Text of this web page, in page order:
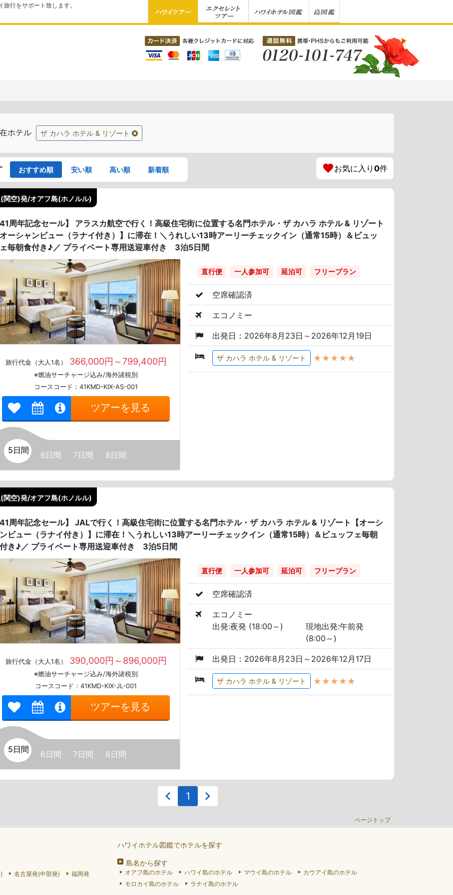
行をサポート致します。
ホテル ザ カハラ ホテル & リゾート
おすすめ順 安い順 高い順 新着順 お気に入り 0件
関空)発/オアフ島(ホノルル)
41周年記念セール】 アラスカ航空で行く！高級住宅街に位置する名門ホテル・ザ カハラ ホテル & リゾート
オーシャンビュー（ラナイ付き）】に滞在！＼うれしい13時アーリーチェックイン（通常15時）＆ビュッ
毎朝食付き♪／ プライベート専用送迎車付き 3泊5日間
旅行代金（大人1名） 366,000円～799,400円
※燃油サーチャージ込み/海外諸税別
コースコード：41KMD-KIX-AS-001
ツアーを見る
5日間 6日間 7日間 8日間
直行便 一人参加可 延泊可 フリープラン
空席確認済
エコノミー
出発日：2026年8月23日～2026年12月19日
ザ カハラ ホテル & リゾート ★★★★★
関空)発/オアフ島(ホノルル)
41周年記念セール】 JALで行く！高級住宅街に位置する名門ホテル・ザ カハラ ホテル & リゾート【オーシ
ビュー（ラナイ付き）】に滞在！＼うれしい13時アーリーチェックイン（通常15時）＆ビュッフェ毎朝
き♪／ プライベート専用送迎車付き 3泊5日間
旅行代金（大人1名） 390,000円～896,000円
※燃油サーチャージ込み/海外諸税別
コースコード：41KMD-KIX-JL-001
ツアーを見る
5日間 6日間 7日間 8日間
直行便 一人参加可 延泊可 フリープラン
空席確認済
エコノミー
出発:夜発 (18:00～)
現地出発:午前発
(8:00～)
出発日：2026年8月23日～2026年12月17日
ザ カハラ ホテル & リゾート ★★★★★
1
ページトップ
名古屋発(中部発) 福岡発
ハワイホテル図鑑でホテルを探す
島名から探す
オアフ島のホテル ハワイ島のホテル マウイ島のホテル
カウアイ島のホテル
モロカイ島のホテル
ラナイ島のホテル